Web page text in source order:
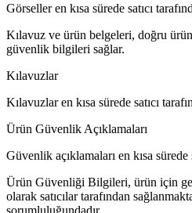
Görseller en kısa sürede satıcı
Kılavuz ve ürün belgeleri, doğru
güvenlik bilgileri sağlar.
Kılavuzlar
Kılavuzlar en kısa sürede satıcı
Ürün Güvenlik Açıklamaları
Güvenlik açıklamaları en kısa sürede
Ürün Güvenliği Bilgileri, ürün için
olarak satıcılar tarafından
sorumluluğundadır.